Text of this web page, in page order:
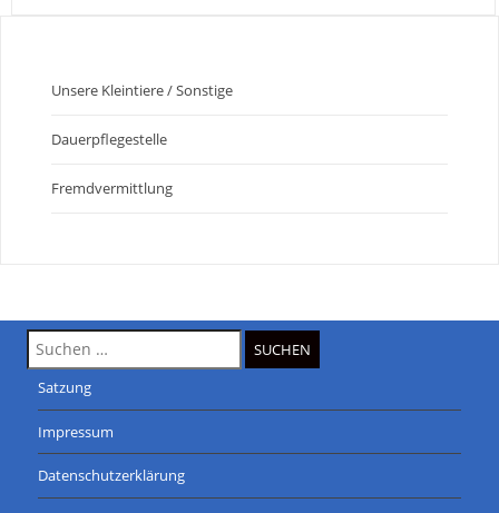
Unsere Kleintiere / Sonstige
Dauerpflegestelle
Fremdvermittlung
Suche
nach:
Satzung
Impressum
Datenschutzerklärung